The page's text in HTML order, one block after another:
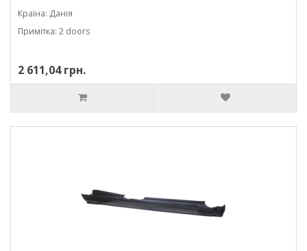
Країна: Данія
Примітка: 2 doors
2 611,04 грн.